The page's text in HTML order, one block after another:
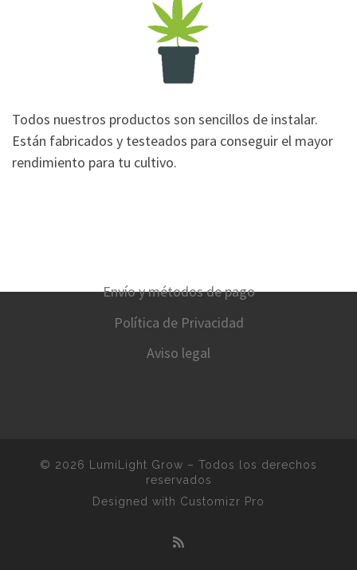
Todos nuestros productos son sencillos de instalar.
Están fabricados y testeados para conseguir el mayor
rendimiento para tu cultivo.
Envío y métodos de pago
Política de Privacidad
Aviso legal
© 2026 LumiLight Grow – Todos los derechos
reservados
Designed with Customizr Pro